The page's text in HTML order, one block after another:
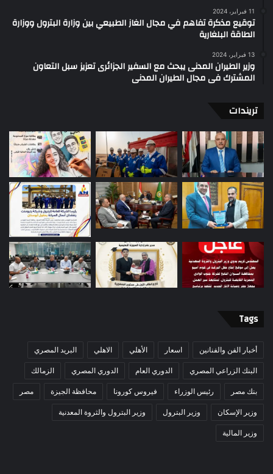
11 فبراير، 2024
توقيع مذكرة تفاهم في مجال الغاز الطبيعي بين وزارة البترول ووزارة
الطاقة البلغارية
13 فبراير، 2024
وزير الطيران المدنى يبحث مع السفير الجزائرى تعزيز سبل التعاون
المشترك فى مجال الطيران المدنى
تريندات
Tags
أخبار الفن والفنانين اسعار الأهلي الاهلي البريد المصري
البنك الزراعي المصري الدوري العام الدوري المصري الزمالك
بنك مصر رئيس الوزراء فيروس كورونا محافظة الجيزة مصر
وزير الإسكان وزير البترول وزير البترول والثروة المعدنية
وزير المالية